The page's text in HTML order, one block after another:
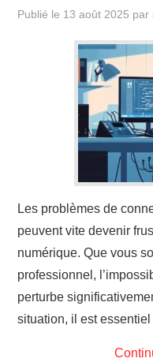
DIVERS
Publié le 13 août 2025 par
Les problèmes de
peuvent vite devenir
numérique. Que vous
professionnel,
perturbe
situation, il est